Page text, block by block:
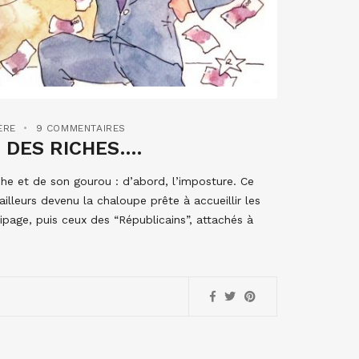
9 COMMENTAIRES
DES RICHES….
et de son gourou : d’abord, l’imposture. Ce
devenu la chaloupe prête à accueillir les
puis ceux des “Républicains”, attachés à